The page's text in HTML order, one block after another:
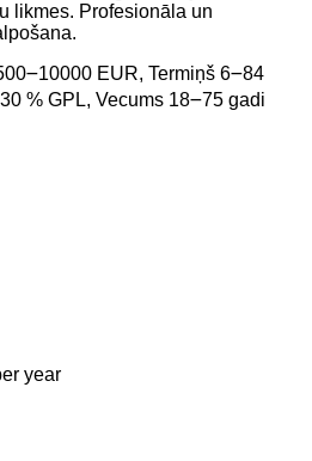
likmes. Profesionāla un
EUR, Termiņš 6౼84
% GPL, Vecums 18౼75 gadi
year